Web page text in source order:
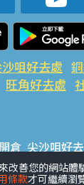
咀好去處
旺角好去處
開倉 尖沙咀好
荃灣好去處 旺
改善您的網站體
條款才可繼續瀏